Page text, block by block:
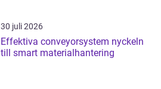
30 juli 2026
Effektiva conveyorsystem nyckeln
till smart materialhantering